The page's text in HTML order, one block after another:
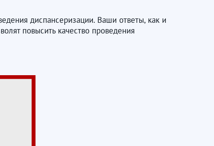
диспансеризации. Ваши ответы, как и
повысить качество проведения